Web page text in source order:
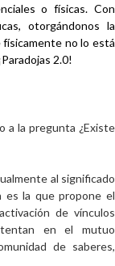
o físicas. Con
otorgándonos la
físicamente no lo está
2.0!
a la pregunta ¿Existe
al significado
es la que propone el
de vínculos
en el mutuo
de saberes,